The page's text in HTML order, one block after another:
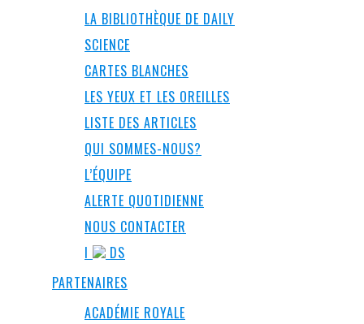
LA BIBLIOTHÈQUE DE DAILY
SCIENCE
CARTES BLANCHES
LES YEUX ET LES OREILLES
LISTE DES ARTICLES
QUI SOMMES-NOUS?
L’ÉQUIPE
ALERTE QUOTIDIENNE
NOUS CONTACTER
I
DS
PARTENAIRES
ACADÉMIE ROYALE